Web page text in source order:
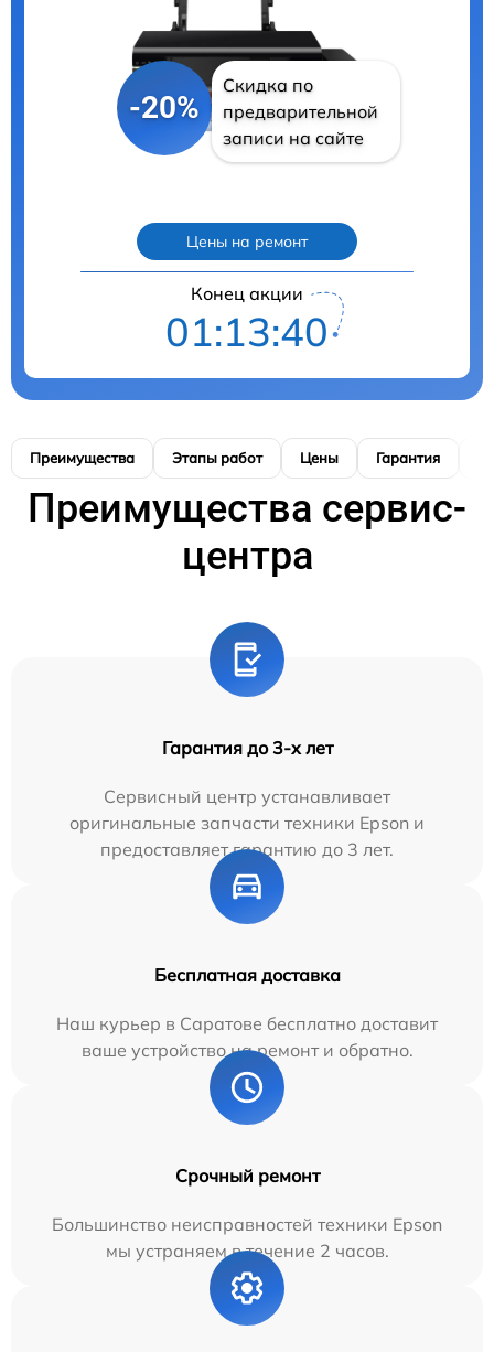
-20%
Скидка по
предварительной
записи на сайте
Цены на ремонт
Конец акции
01:13:39
Преимущества Этапы работ Цены Гарантия
Преимущества сервис-
центра
Гарантия до 3-х лет
Сервисный центр устанавливает
оригинальные запчасти техники Epson и
предоставляет гарантию до 3 лет.
Бесплатная доставка
Наш курьер в Саратове бесплатно доставит
ваше устройство на ремонт и обратно.
Срочный ремонт
Большинство неисправностей техники Epson
мы устраняем в течение 2 часов.